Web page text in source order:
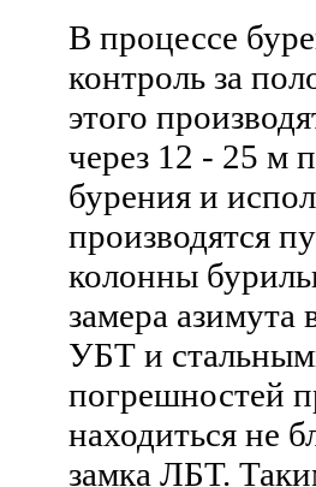
В процессе
контроль за
этого
через 12 - 25 м
бурения и
производятся
колонны
замера
УБТ и
погрешностей
находиться не
замка ЛБТ.